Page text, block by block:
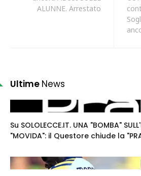
ALUNNE. Arrestato
Ultime News
Su SOLOLECCE.IT. UNA "BOMBA"
"MOVIDA": il Questore chiude la